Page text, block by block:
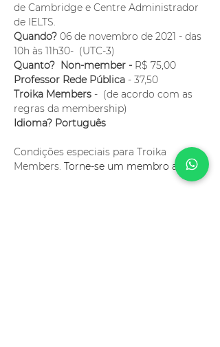
de Cambridge e Centre Administrador
de IELTS.
Quando? 06 de novembro de 2021 - das
10h às 11h30-  (UTC-3)
Quanto?  Non-member - R$ 75,00
Professor Rede Pública - 37,50
Troika Members -  (de acordo com as
regras da membership)
Idioma? Português
Condições especiais para Troika
Members. Torne-se um membro agora!